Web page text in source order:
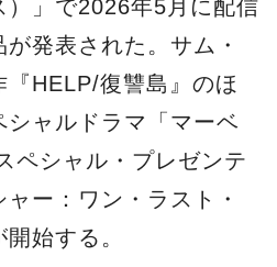
）」で2026年5月に配信
発表された。サム・
『HELP/復讐島』のほ
ャルドラマ「マーベ
ペシャル・プレゼンテ
ー：ワン・ラスト・
始する。